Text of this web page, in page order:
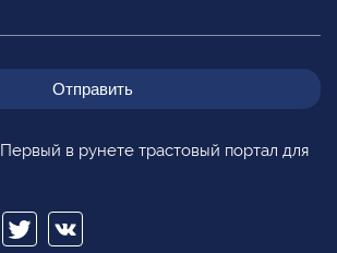
в рунете трастовый портал для